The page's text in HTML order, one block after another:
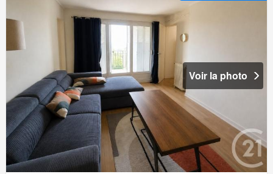
Voir la photo